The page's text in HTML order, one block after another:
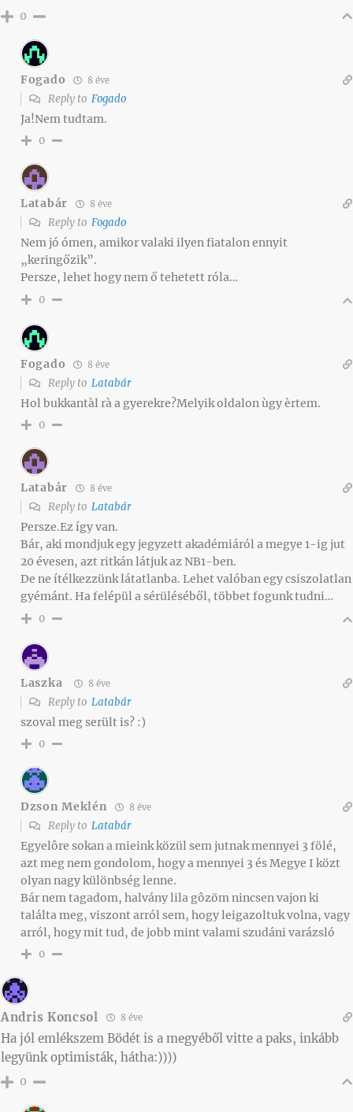
0
Fogado 8 éve
Reply to Fogado
Ja!Nem tudtam.
0
Latabár 8 éve
Reply to Fogado
Nem jó ómen, amikor valaki ilyen fiatalon ennyit
„keringőzik”.
Persze, lehet hogy nem ő tehetett róla…
0
Fogado 8 éve
Reply to Latabár
Hol bukkantàl rà a gyerekre?Melyik oldalon ùgy èrtem.
0
Latabár 8 éve
Reply to Latabár
Persze.Ez így van.
Bár, aki mondjuk egy jegyzett akadémiáról a megye 1-ig jut
20 évesen, azt ritkán látjuk az NB1-ben.
De ne ítélkezzünk látatlanba. Lehet valóban egy csiszolatlan
gyémánt. Ha felépül a sérüléséből, többet fogunk tudni…
0
Laszka 8 éve
Reply to Latabár
szoval meg serült is? :)
0
Dzson Meklén 8 éve
Reply to Latabár
Egyelôre sokan a mieink közül sem jutnak mennyei 3 fölé,
azt meg nem gondolom, hogy a mennyei 3 és Megye I közt
olyan nagy különbség lenne.
Bár nem tagadom, halvány lila gôzöm nincsen vajon ki
találta meg, viszont arról sem, hogy leigazoltuk volna, vagy
arról, hogy mit tud, de jobb mint valami szudáni varázsló
0
Andris Koncsol 8 éve
Ha jól emlékszem Bödét is a megyéből vitte a paks, inkább
legyünk optimisták, hátha:))))
0